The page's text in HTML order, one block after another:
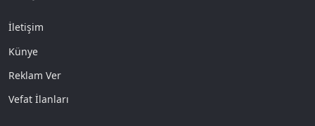
İletişim
Künye
Reklam Ver
Vefat İlanları